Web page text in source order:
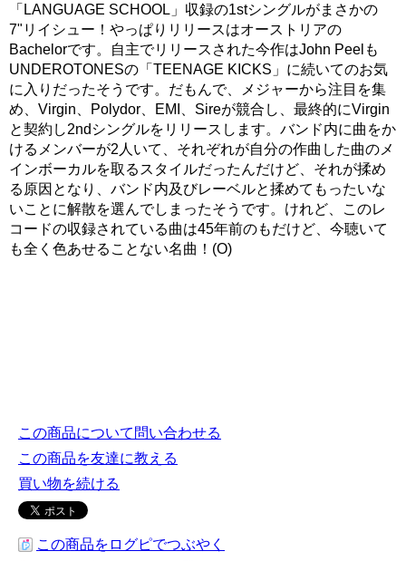
「LANGUAGE SCHOOL」収録の1stシングルがまさかの
7"リイシュー！やっぱりリリースはオーストリアの
Bachelorです。自主でリリースされた今作はJohn Peelも
UNDEROTONESの「TEENAGE KICKS」に続いてのお気
に入りだったそうです。だもんで、メジャーから注目を集
め、Virgin、Polydor、EMI、Sireが競合し、最終的にVirgin
と契約し2ndシングルをリリースします。バンド内に曲をか
けるメンバーが2人いて、それぞれが自分の作曲した曲のメ
インボーカルを取るスタイルだったんだけど、それが揉め
る原因となり、バンド内及びレーベルと揉めてもったいな
いことに解散を選んでしまったそうです。けれど、このレ
コードの収録されている曲は45年前のもだけど、今聴いて
も全く色あせることない名曲！(O)
この商品について問い合わせる
この商品を友達に教える
買い物を続ける
この商品をログピでつぶやく